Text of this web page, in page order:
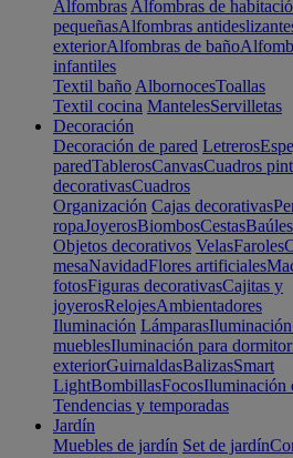
Alfombras Alfombras de
pequeñasAlfombras
exteriorAlfombras de baño
infantiles
Textil baño AlbornocesToallas
Textil cocina MantelesServilletas
Decoración
Decoración de pared Letreros
paredTablerosCanvasCuadros
decorativasCuadros
Organización Cajas decorativas
ropaJoyerosBiombosCestasBaúles
Objetos decorativos VelasFaroles
mesaNavidadFlores artificiales
fotosFiguras decorativasCajitas y
joyerosRelojesAmbientadores
Iluminación Lámparas
mueblesIluminación para
exteriorGuirnaldasBalizasSmart
LightBombillasFocosIluminación
Tendencias y temporadas
Jardín
Muebles de jardín Set de jardín